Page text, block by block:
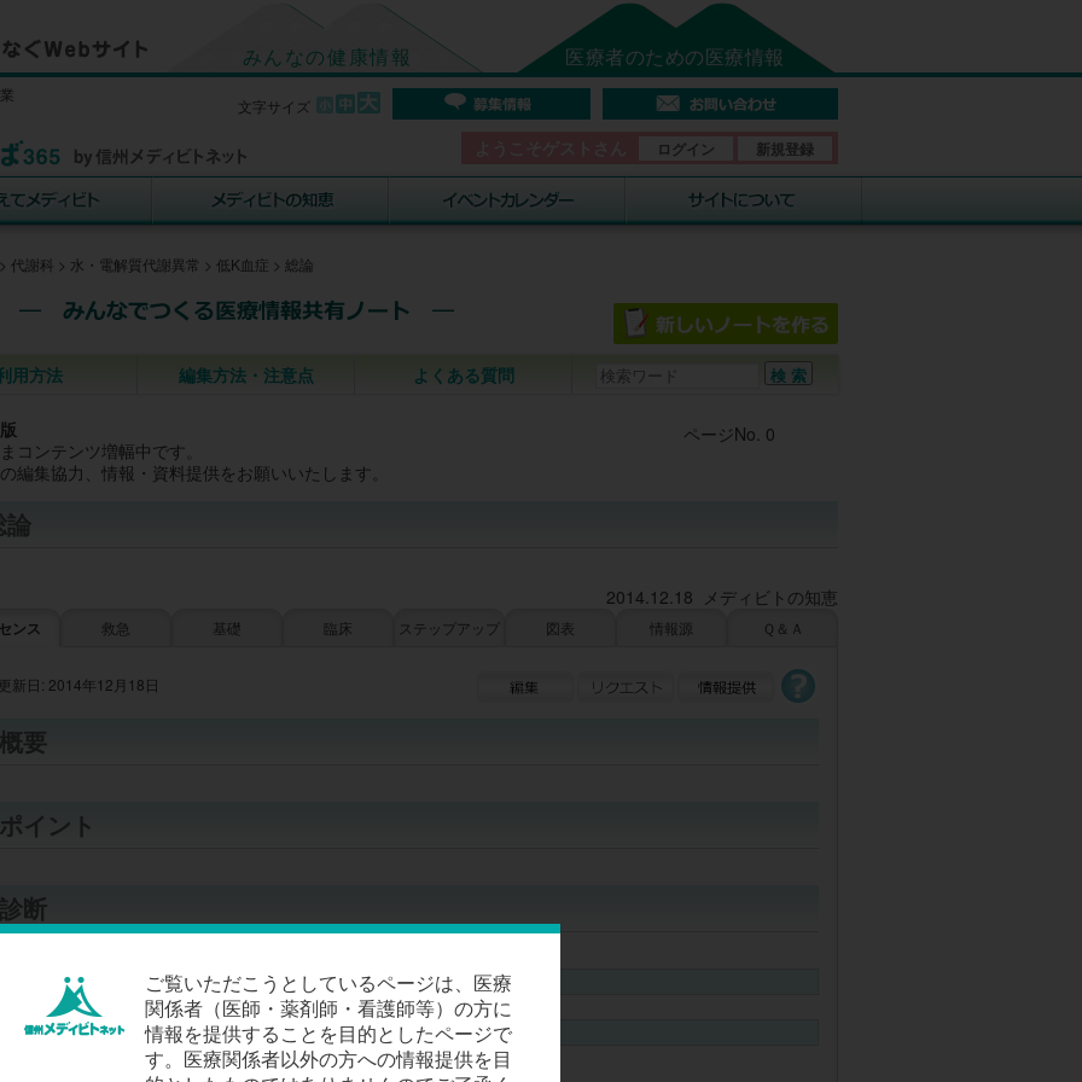
みんなの健康情報 医療者のための医療情報
文字サイズ
ログイン 新規登録
代謝科 > 水・電解質代謝異常 > 低K血症 > 総論
用方法 編集方法・注意点 よくある質問
Post navigation
ページNo. 0
コンテンツ増幅中です。
編集協力、情報・資料提供をお願いいたします。
論
2014.12.18 メディビトの知恵
ンス 救急 基礎 臨床 ステップアップ 図表 情報源 Ｑ＆Ａ
新日: 2014年12月18日
概要
ポイント
診断
査
ご覧いただこうとしているページは、医療
関係者（医師・薬剤師・看護師等）の方に
情報を提供することを目的としたページで
す。医療関係者以外の方への情報提供を目